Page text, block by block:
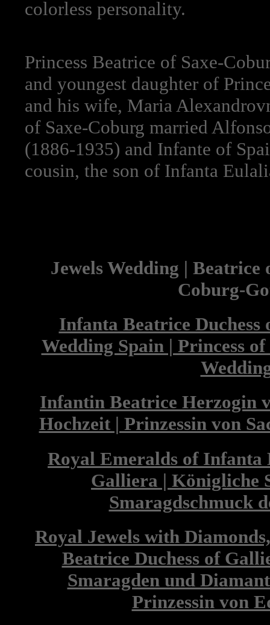
colorless personality.
Princess Beatrice of Saxe-
and youngest daughter of
and his wife, Maria
of Saxe-Coburg married
(1886-1935) and Infante of
cousin, the son of Infanta
Jewels Wedding | Beatrice
Coburg-
Infanta Beatrice
Wedding Spain | Princess
Infantin Beatrice Herzogin
Hochzeit | Prinzessin von
Royal Emeralds of Infanta
Galliera | Königliche
Smaragdschmuck
Royal Jewels with
Beatrice Duchess of
Smaragden und
Prinzessin von